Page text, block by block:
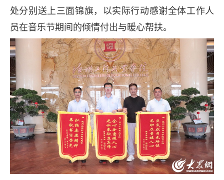
处分别送上三面锦旗，以实际行动感谢全体工作人
员在音乐节期间的倾情付出与暖心帮扶。